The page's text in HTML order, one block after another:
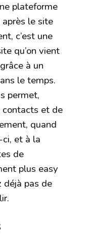
plateforme
le site
c’est une
qu’on vient
à un
le temps.
permet,
contacts et de
quand
et à la
de
plus easy
déjà pas de